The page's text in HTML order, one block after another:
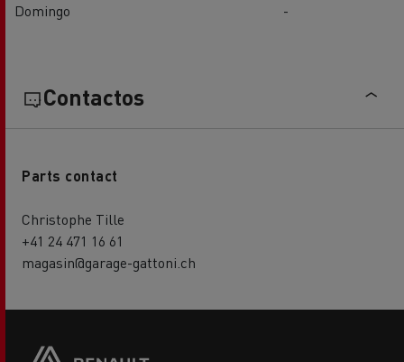
Domingo
-
Contactos
Parts contact
Christophe Tille
+41 24 471 16 61
magasin@garage-gattoni.ch